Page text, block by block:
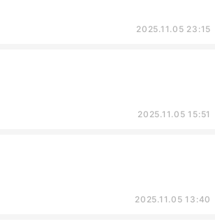
2025.11.05 23:15
2025.11.05 15:51
2025.11.05 13:40